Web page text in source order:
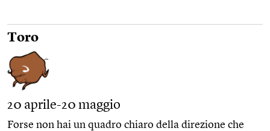
Toro
20 aprile-20 maggio
Forse non hai un quadro chiaro della direzione che